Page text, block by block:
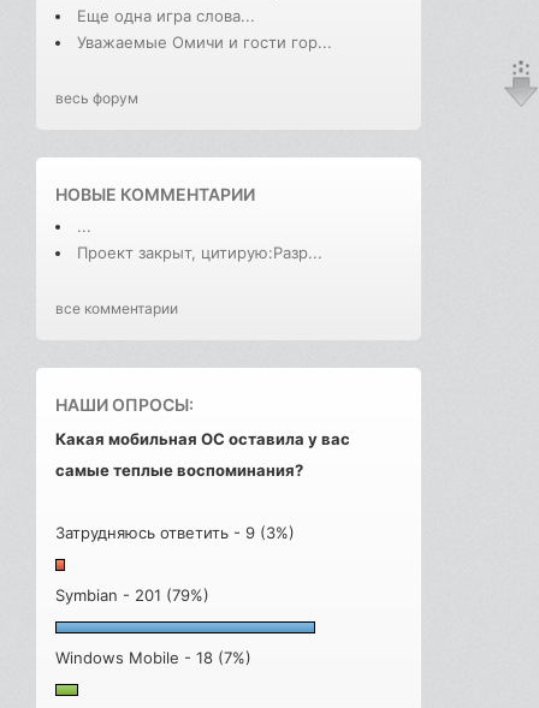
Еще одна игра слова...
Уважаемые Омичи и гости гор...
весь форум
НОВЫЕ КОММЕНТАРИИ
...
Проект закрыт, цитирую:Разр...
все комментарии
НАШИ ОПРОСЫ:
Какая мобильная ОС оставила у вас
самые теплые воспоминания?
Затрудняюсь ответить - 9 (3%)
Symbian - 201 (79%)
Windows Mobile - 18 (7%)